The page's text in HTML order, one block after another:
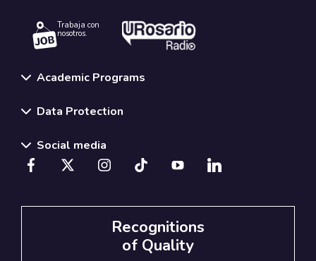
Trabaja con
nosotros.
Academic Programs
Data Protection
Social media
Recognitions
of Quality